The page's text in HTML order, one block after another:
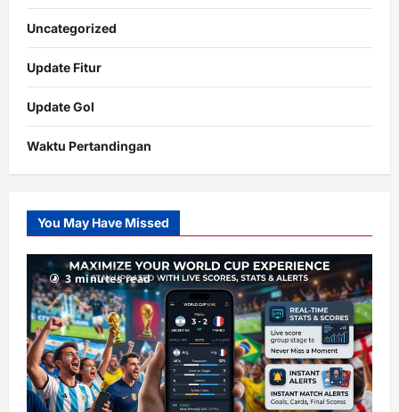
Uncategorized
Update Fitur
Update Gol
Waktu Pertandingan
Slot
Gacor
RTP
terupdate
You May Have Missed
3 minutes read